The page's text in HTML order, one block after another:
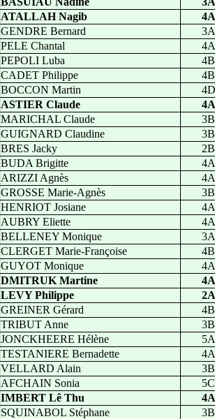
ATALLAH Nagib
4A
GENDRE Bernard
3A
PELE Chantal
4A
PEPOLI Luba
4B
CADET Philippe
4B
BOCCON Martin
4D
ASTIER Claude
4A
MARICHAL Claude
3B
GUIGNARD Claudine
3B
BRES Jacky
2B
BUDA Brigitte
4A
ARIZZI Agnès
4A
GROSSE Marie-Agnès
3B
HENRIOT Josiane
4A
AUBRY Eliette
4A
BELLENEY Monique
3A
CLERGET Marie-Françoise
4B
GUYOT Monique
4A
DMITRUK Martine
4A
LEVY Philippe
2A
GREINER Gérard
4B
TRIBUT Anne
3B
JONCKHEERE Hélène
5A
TESTANIERE Bernadette
4A
VELLARD Alain
3B
AFCHAIN Sonia
5C
IMBERT Lê Thu
4A
SQUINABOL Stéphane
3B